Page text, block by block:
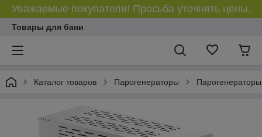
Уважаемые покупатели! Просьба уточнять цены.
Товары для бани
Каталог товаров Парогенераторы